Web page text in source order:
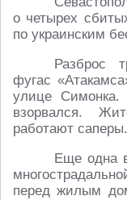
о четырех
по украинским
Разброс
фугас
улице
взорвался.
работают саперы.
Еще одна
перед жилым